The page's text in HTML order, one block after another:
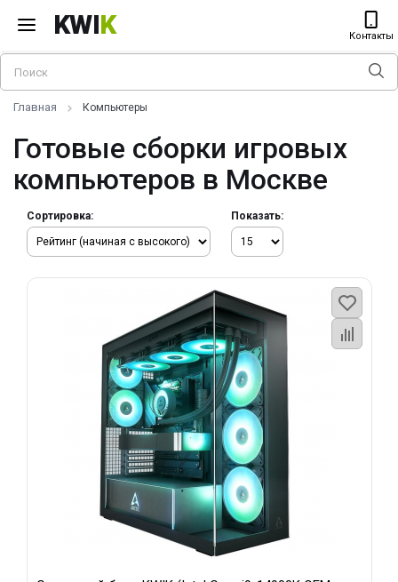
KWIK Контакты
Главная Компьютеры
Готовые сборки игровых
компьютеров в Москве
Сортировка: Показать: